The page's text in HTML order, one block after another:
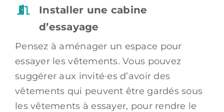
Installer une cabine
d’essayage
Pensez à aménager un espace pour
essayer les vêtements. Vous pouvez
suggérer aux invité·es d’avoir des
vêtements qui peuvent être gardés sous
les vêtements à essayer, pour rendre le